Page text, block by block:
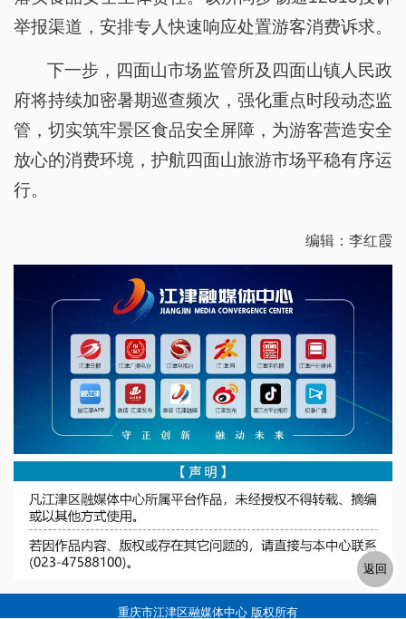
举报渠道，安排专人快速响应处置游客消费诉求。
下一步，四面山市场监管所及四面山镇人民政
府将持续加密暑期巡查频次，强化重点时段动态监
管，切实筑牢景区食品安全屏障，为游客营造安全
放心的消费环境，护航四面山旅游市场平稳有序运
行。
编辑：李红霞
重庆市江津区融媒体中心 版权所有